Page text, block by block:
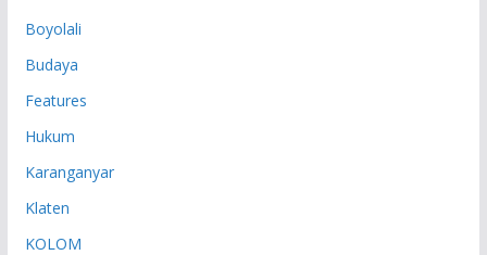
Boyolali
Budaya
Features
Hukum
Karanganyar
Klaten
KOLOM